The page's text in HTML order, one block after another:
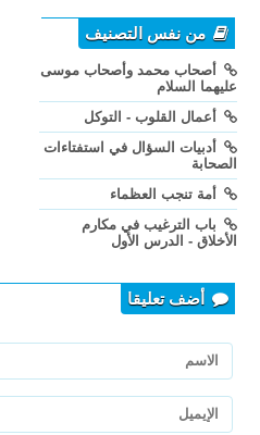
من نفس التصنيف
أصحاب محمد وأصحاب موسى
عليهما السلام
أعمال القلوب - التوكل
أدبيات السؤال في استفتاءات
الصحابة
أمة تنجب العظماء
باب الترغيب في مكارم
الأخلاق - الدرس الأول
أضف تعليقا